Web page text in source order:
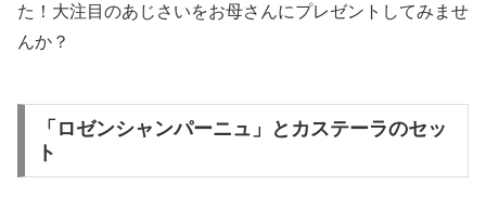
た！大注目のあじさいをお母さんにプレゼントしてみませ
んか？
「ロゼンシャンパーニュ」とカステーラのセッ
ト